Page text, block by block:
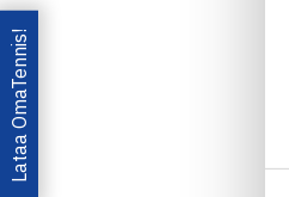
Lataa OmaTennis!